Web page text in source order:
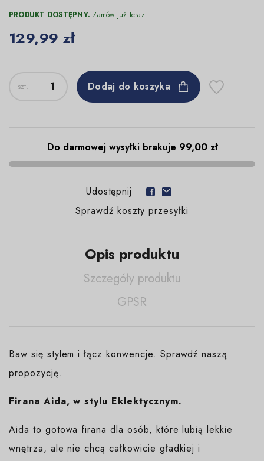
PRODUKT DOSTĘPNY. Zamów już teraz
129,99 zł
Dodaj do koszyka
Do darmowej wysyłki brakuje 99,00 zł
Udostępnij
Sprawdź koszty przesyłki
Opis produktu
Szczegóły produktu
GPSR
Baw się stylem i łącz konwencje. Sprawdź naszą
propozycję.
Firana Aida, w stylu Eklektycznym.
Aida to gotowa firana dla osób, które lubią lekkie
wnętrza, ale nie chcą całkowicie gładkiej i